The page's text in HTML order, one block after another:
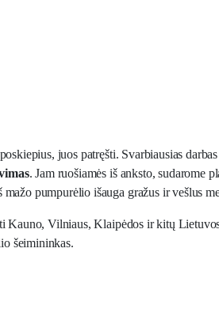
juos patręšti. Svarbiausias
. Jam ruošiamės iš anksto, sudarome
mažo pumpurėlio išauga gražus ir vešlus
Kauno, Vilniaus, Klaipėdos ir kitų
šeimininkas.